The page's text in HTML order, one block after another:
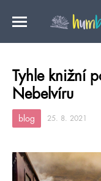
Tyhle knižní
Nebelvíru
blog 25. 8. 2021